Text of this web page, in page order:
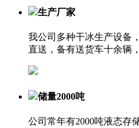
生产厂家
我公司多种干冰生产设备
直送，备有送货车十余辆
储量2000吨
公司常年有2000吨液态存